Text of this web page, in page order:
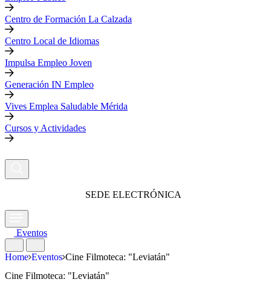
Centro de Formación La Calzada
Centro Local de Idiomas
Impulsa Empleo Joven
Generación IN Empleo
Vives Emplea Saludable Mérida
Cursos y Actividades
SEDE ELECTRÓNICA
Eventos
Home Eventos Cine Filmoteca: "Leviatán"
Cine Filmoteca: "Leviatán"